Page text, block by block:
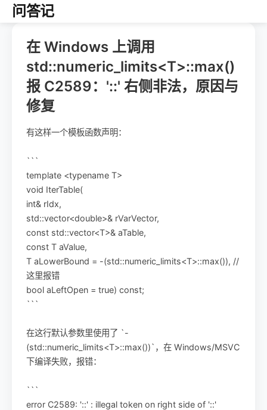
问答记
在 Windows 上调用
std::numeric_limits<T>::max()
报 C2589：'::' 右侧非法，原因与
修复
有这样一个模板函数声明：
```
template <typename T>
void IterTable(
int& rIdx,
std::vector<double>& rVarVector,
const std::vector<T>& aTable,
const T aValue,
T aLowerBound = -(std::numeric_limits<T>::max()), //
这里报错
bool aLeftOpen = true) const;
```
在这行默认参数里使用了 `-
(std::numeric_limits<T>::max())`，在 Windows/MSVC
下编译失败，报错：
```
error C2589: '::' : illegal token on right side of '::'